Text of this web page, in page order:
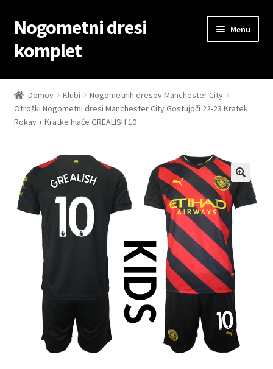
Skip
to
navigation
Skip
to
content
Nogometni dresi
komplet
Menu
Domov
Blog
Košarica
Moj račun
Trgovina
Zaključek nakupa
Domov Klubi
Nogometnih dresov Manchester City
Otroški Nogometni dresi Manchester City Gostujoči 22-23 Kratek
Rokav + Kratke hlače GREALISH 10